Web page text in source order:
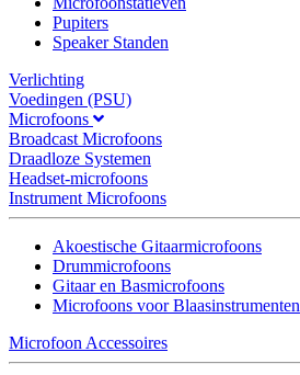
Pupiters
Speaker Standen
Verlichting
Voedingen (PSU)
Microfoons
Broadcast Microfoons
Draadloze Systemen
Headset-microfoons
Instrument Microfoons
Akoestische Gitaarmicrofoons
Drummicrofoons
Gitaar en Basmicrofoons
Microfoons voor Blaasinstrumenten
Microfoon Accessoires